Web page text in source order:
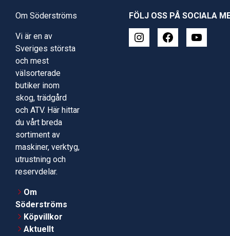
Om Söderströms
Vi är en av
Sveriges största
och mest
välsorterade
butiker inom
skog, trädgård
och ATV. Här hittar
du vårt breda
sortiment av
maskiner, verktyg,
utrustning och
reservdelar.
Om
Söderströms
Köpvillkor
Aktuellt
FÖLJ OSS PÅ SOCIALA